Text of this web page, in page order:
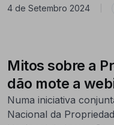
4 de Setembro 2024
Mitos sobre a
dão mote a
Numa iniciativa
Nacional da